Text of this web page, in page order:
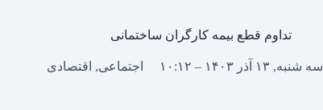
تداوم قطع بیمه کارگران ساختمانی
سه شنبه, ۱۳ آذر ۱۴۰۳ – ۱۰:۱۲ اجتماعی, اقتصادی